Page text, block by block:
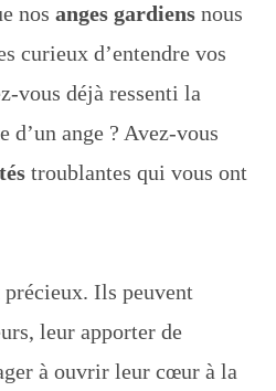
nosanges gardiens nous
curieux d’entendre vos
vous déjà ressenti la
d’un ange ? Avez-vous
troublantes qui vous ont
précieux. Ils peuvent
leur apporter de
à ouvrir leur cœur à la